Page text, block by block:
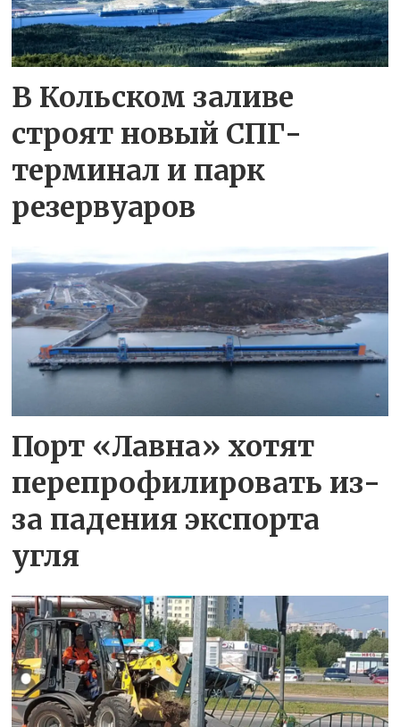
В Кольском заливе
строят новый СПГ-
терминал и парк
резервуаров
Порт «Лавна» хотят
перепрофилировать из-
за падения экспорта
угля